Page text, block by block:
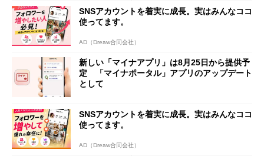
SNSアカウントを着実に成長。実はみんなココ
使ってます。
AD（Dreaw合同会社）
新しい「マイナアプリ」は8月25日から提供予
定 「マイナポータル」アプリのアップデート
として
SNSアカウントを着実に成長。実はみんなココ
使ってます。
AD（Dreaw合同会社）